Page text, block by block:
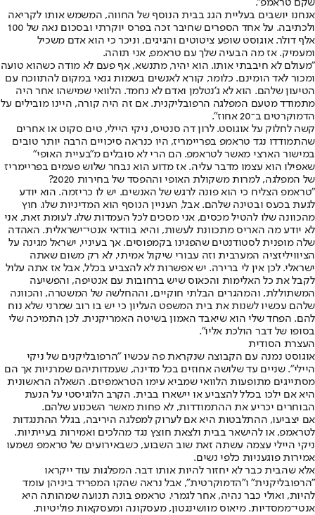
שקם טראמפ".
אנחנו יושבים בעליית הגג בבית הנוסף של החווה, המשמש אותו לקריאה
ולכתיבה. על אחד הספרים שחיבר זכה בפרס יוקרתי ובסכום נאה של 100
אלף דולר. אוגוסט שופע ציטוטים והגיגים, וניכר כי הוא אדם משכיל
ומעמיק. אז מה הבעיה שלך עם טראמפ, אני תוהה.
"מעולם לא חיבבתי אותו. הוא יהיר, מתנשא, אף פעם לא מודה כשהוא טועה
ומכור לאד הומינם. כלומר, קורא לאנשים בשמות גנאי במקום להתווכח עם
הטיעון שלהם. הוא לא ג'נטלמן ואדם לא נחמד. הלוואי שמישהו אחר היה
מתמודד מטעם המפלגה הרפובליקנית. אם זה היה קורה, היינו מובילים על
הדמוקרטים ב־20 אחוז".
קשה לחלוק על אוגוסט. לרון דה סנטיס, ניקי היילי, טים סקוט או אחרים
שהתמודדו נגד טראמפ בפריימריז, היו כנראה סיכויים הרבה יותר טובים
במישור הארצי מאשר לטראמפ. הם הרי לא סובלים מ"בעיית האופי"
שאפילו הוא עצמו מדבר עליה. אז מדוע הוא נבחר שלוש פעמים בפריימריז
של המפלגה, למרות משקולת האופי וההפסד של בחירות 2020?
"טראמפ הצליח כי הוא פונה לרגש של האנשים. יש לו כריזמה. הוא יודע
לגעת בכעס ובטינה שלהם. אבל, העניין הנוסף הוא המדיניות שלו. חוץ
מהכוונה שלו להטיל מכסים, אני מסכים לכל העמדות שלו. לעומת זאת, אני
לא יודע מה האריס מתכוונת לעשות, והיא בוודאי אנטי־ישראלית. האהדה
שלה מופנית לסטודנטים שהפגינו בקמפוסים. אך בעיניי, ישראל מגינה על
הציוויליזציה המערבית וזה עבורי שיקול אמיתי, לא רק משום שאתה
ישראלי. לכן אין לי ברירה. יש אפשרות לא להצביע בכלל, אבל אז אתה עלול
לקבל את כל האלימות והכאוס שיש ברחובות עם אנטיפה, והפשיעה
המשתוללת, והמהגרים הבלתי חוקיים, וההחלשה של המשטרה, והכוונה
שלהם עכשיו לשנות את בית המשפט העליון כי יש בו רוב שמרני שלא נוח
להם. הפחד שלי הוא שיאבד האמון בשיטה האמריקנית. לכן התמיכה שלי
בסופו של דבר הולכת אליו".
העצרת הסודית
אוגוסט נמנה עם הקבוצה שנקראת פה עכשיו "הרפובליקנים של ניקי
היילי". שניים עד שלושה אחוזים בכל מדינה, שעמדותיהם שמרניות אך הם
מסתייגים מתופעות הלוואי שמביא עימו הטראמפיזם. השאלה הראשונית
היא אם ילכו בכלל להצביע או יישארו בבית. הקרב הלוגיסטי על הנעת
הבוחרים יכריע את ההתמודדות, לא פחות מאשר השכנוע שלהם.
אם יצביעו, ההתלבטות היא אם לערוק למפלגה היריבה, בגלל ההתנגדות
לטראמפ, או להישאר בבית ולצאת חוצץ נגד מהלכים ואמירות בעייתיות.
ניקי היילי עצמה עשתה זאת שוב השבוע, כשבאירועים של טראמפ נשמעו
אמירות פוגעניות כלפי נשים.
אלא שהבית כבר לא יחזור להיות אותו דבר. המפלגות עוד ייקראו
"הרפובליקנית" ו"הדמוקרטית", אבל נראה שהקו המפריד ביניהן עומד
להיות, ואולי כבר נהיה, אחר לגמרי. טראמפ בונה תנועה שמהותה היא
אנטי־ממסדיות. מיאוס מוושינגטון, מעסקונה ומעסקאות פוליטיות.